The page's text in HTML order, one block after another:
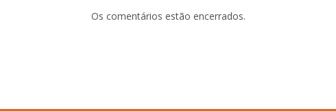
Os comentários estão encerrados.